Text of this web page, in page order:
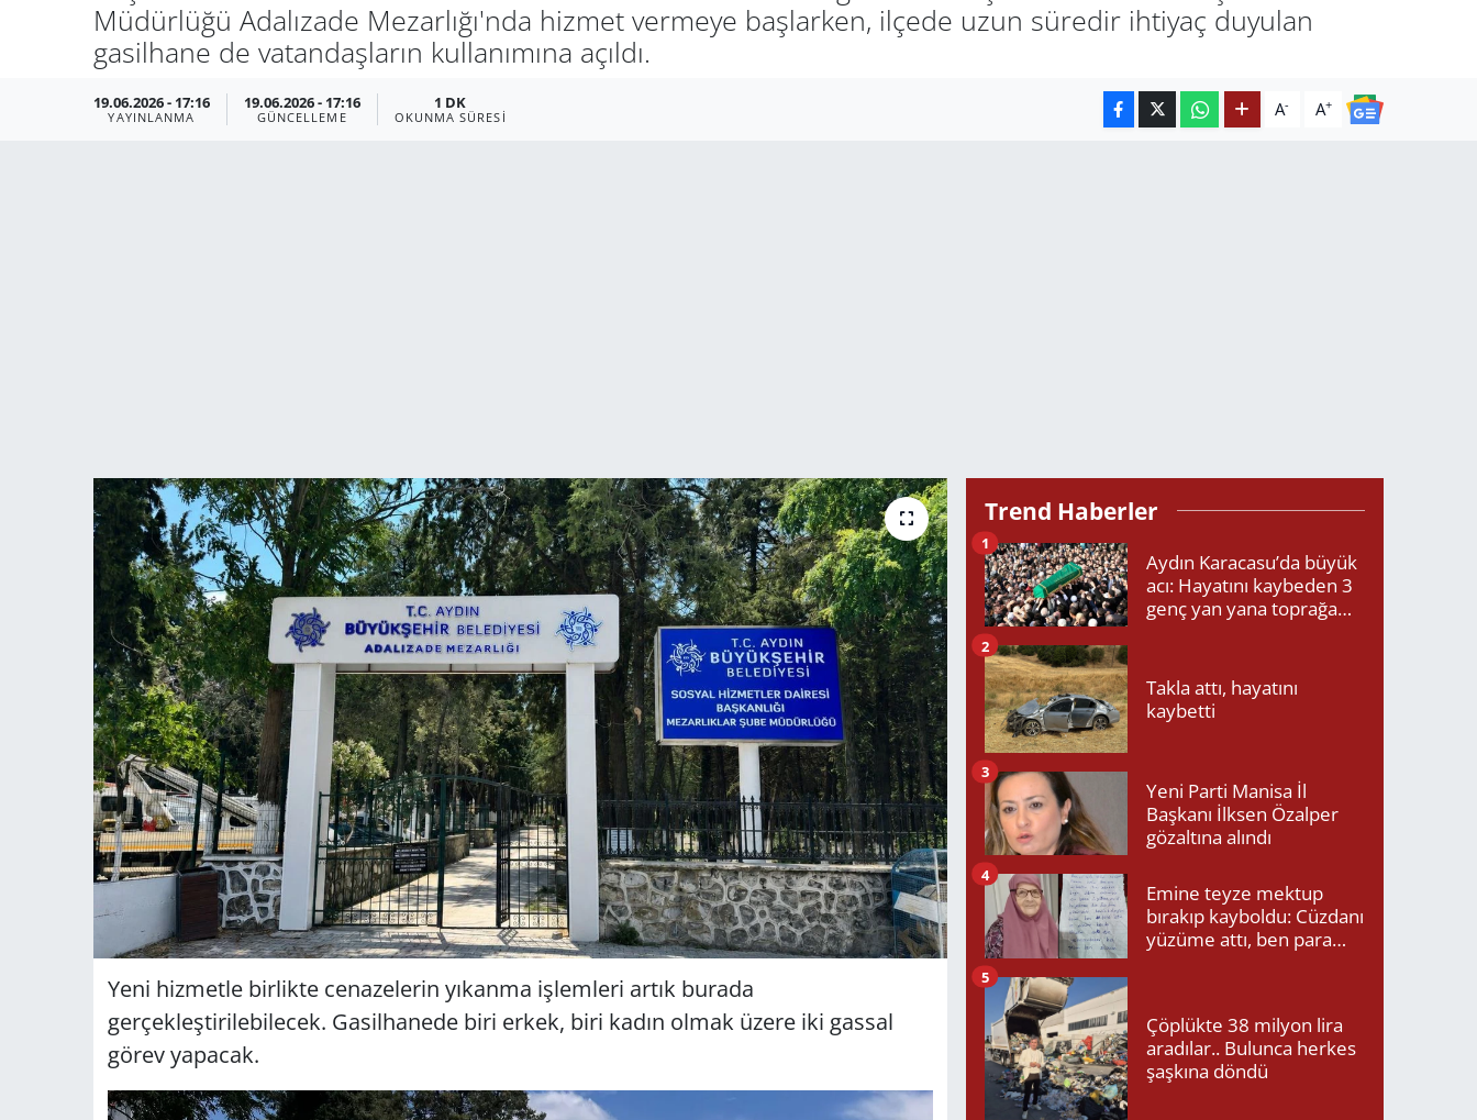
Müdürlüğü Adalızade Mezarlığı'nda hizmet vermeye başlarken, ilçede uzun süredir ihtiyaç duyulan
gasilhane de vatandaşların kullanımına açıldı.
19.06.2026 - 17:16
YAYINLANMA
19.06.2026 - 17:16
GÜNCELLEME
1 DK
OKUNMA SÜRESI A- A+
Yeni hizmetle birlikte cenazelerin yıkanma işlemleri artık burada
gerçekleştirilebilecek. Gasilhanede biri erkek, biri kadın olmak üzere iki gassal
görev yapacak.
Trend Haberler
Aydın Karacasu’da büyük
acı: Hayatını kaybeden 3
genç yan yana toprağa
1
Takla attı, hayatını
kaybetti
2
Yeni Parti Manisa İl
Başkanı İlksen Özalper
gözaltına alındı
3
Emine teyze mektup
bırakıp kayboldu: Cüzdanı
yüzüme attı, ben para
4
Çöplükte 38 milyon lira
aradılar.. Bulunca herkes
şaşkına döndü
5